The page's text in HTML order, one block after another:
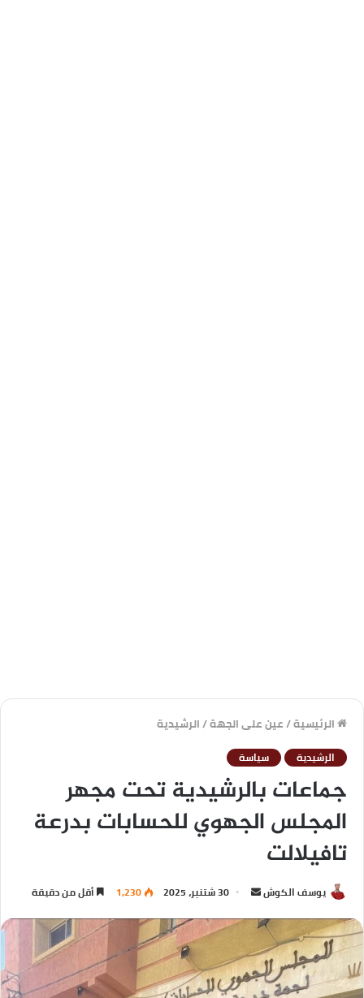
الرئيسية/عين على الجهة/الرشيدية
الرشيدية سياسة
جماعات بالرشيدية تحت مجهر
المجلس الجهوي للحسابات بدرعة
تافيلالت
يوسف الكوش 30 شتنبر، 2025 1,230 أقل من دقيقة